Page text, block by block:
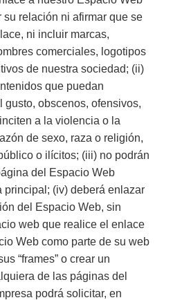
su relación ni afirmar que se
ni incluir marcas,
comerciales, logotipos
de nuestra sociedad; (ii)
que puedan
gusto, obscenos, ofensivos,
a la violencia o la
de sexo, raza o religión,
o ilícitos; (iii) no podrán
del Espacio Web
principal; (iv) deberá enlazar
del Espacio Web, sin
web que realice el enlace
Web como parte de su web
“frames” o crear un
de las páginas del
podrá solicitar, en